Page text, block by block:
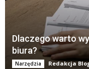
Dlaczego warto
biura?
Narzędzia Redakcja